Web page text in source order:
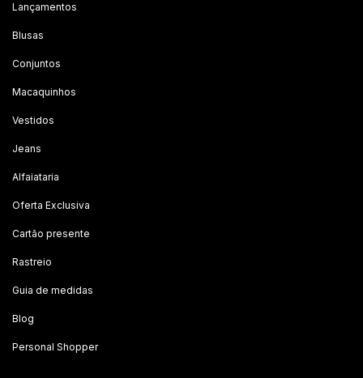
Lançamentos
Blusas
Conjuntos
Macaquinhos
Vestidos
Jeans
Alfaiataria
Oferta Exclusiva
Cartão presente
Rastreio
Guia de medidas
Blog
Personal Shopper